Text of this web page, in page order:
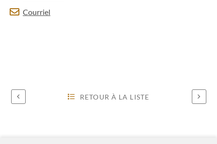
Courriel
RETOUR À LA LISTE